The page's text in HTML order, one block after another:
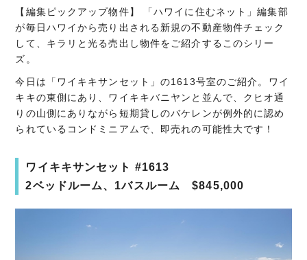
【編集ピックアップ物件】 「ハワイに住むネット」編集部
が毎日ハワイから売り出される新規の不動産物件チェック
して、キラリと光る売出し物件をご紹介するこのシリー
ズ。
今日は「ワイキキサンセット」の1613号室のご紹介。ワイ
キキの東側にあり、ワイキキバニヤンと並んで、クヒオ通
りの山側にありながら短期貸しのバケレンが例外的に認め
られているコンドミニアムで、即売れの可能性大です！
ワイキキサンセット #1613
2ベッドルーム、1バスルーム $845,000